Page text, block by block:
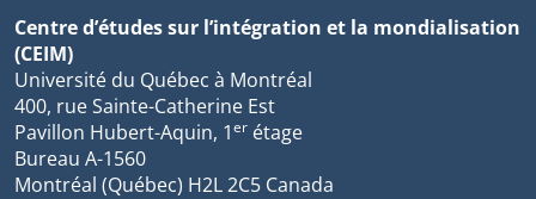
Centre d’études sur l’intégration et la mondialisation
(CEIM)
Université du Québec à Montréal
400, rue Sainte-Catherine Est
Pavillon Hubert-Aquin, 1er étage
Bureau A-1560
Montréal (Québec) H2L 2C5 Canada